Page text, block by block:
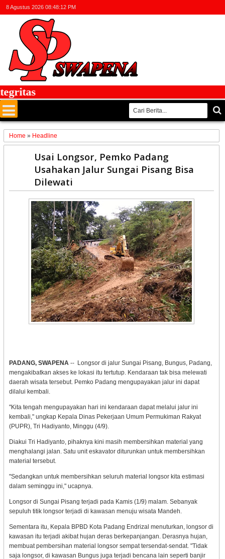
8 Agustus 2026 08:48:12 PM
Home » Headline
Usai Longsor, Pemko Padang
Usahakan Jalur Sungai Pisang Bisa
Dilewati
PADANG, SWAPENA-- Longsor di jalur Sungai Pisang, Bungus, Padang,
mengakibatkan akses ke lokasi itu tertutup. Kendaraan tak bisa melewati
daerah wisata tersebut. Pemko Padang mengupayakan jalur ini dapat
dilalui kembali.
"Kita tengah mengupayakan hari ini kendaraan dapat melalui jalur ini
kembali," ungkap Kepala Dinas Pekerjaan Umum Permukiman Rakyat
(PUPR), Tri Hadiyanto, Minggu (4/9).
Diakui Tri Hadiyanto, pihaknya kini masih membersihkan material yang
menghalangi jalan. Satu unit eskavator diturunkan untuk membersihkan
material tersebut.
"Sedangkan untuk membersihkan seluruh material longsor kita estimasi
dalam seminggu ini," ucapnya.
Longsor di Sungai Pisang terjadi pada Kamis (1/9) malam. Sebanyak
sepuluh titik longsor terjadi di kawasan menuju wisata Mandeh.
Sementara itu, Kepala BPBD Kota Padang Endrizal menuturkan, longsor di
kawasan itu terjadi akibat hujan deras berkepanjangan. Derasnya hujan,
membuat pembersihan material longsor sempat tersendat-sendat. "Tidak
saja longsor, di kawasan Bungus juga terjadi bencana lain seperti banjir